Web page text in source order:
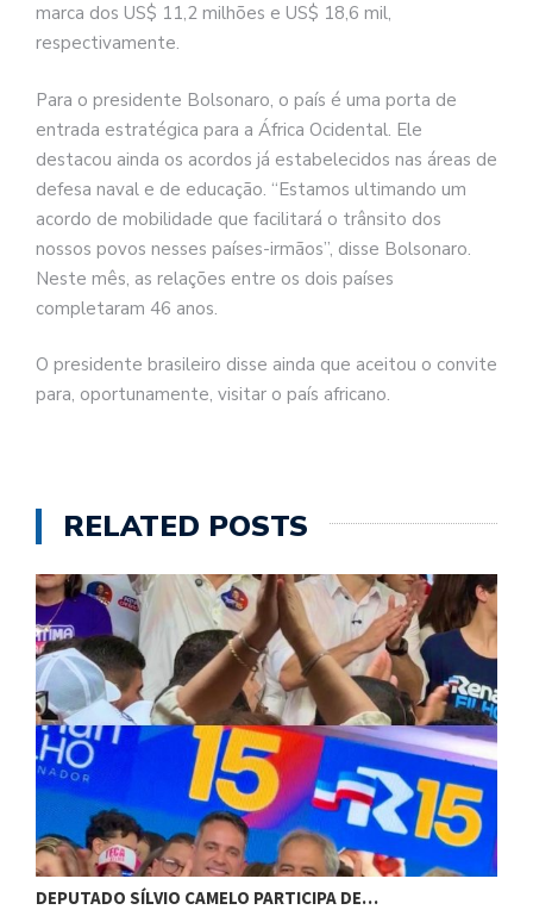
marca dos US$ 11,2 milhões e US$ 18,6 mil,
respectivamente.
Para o presidente Bolsonaro, o país é uma porta de
entrada estratégica para a África Ocidental. Ele
destacou ainda os acordos já estabelecidos nas áreas de
defesa naval e de educação. “Estamos ultimando um
acordo de mobilidade que facilitará o trânsito dos
nossos povos nesses países-irmãos”, disse Bolsonaro.
Neste mês, as relações entre os dois países
completaram 46 anos.
O presidente brasileiro disse ainda que aceitou o convite
para, oportunamente, visitar o país africano.
RELATED POSTS
DEPUTADO SÍLVIO CAMELO PARTICIPA DE…